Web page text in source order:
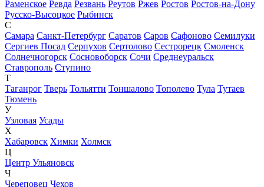
Раменское Ревда Резвань Реутов Ржев Ростов Ростов-на-Дону
Русско-Высоцкое Рыбинск
С
Самара Санкт-Петербург Саратов Саров Сафоново Семилуки
Сергиев Посад Серпухов Сертолово Сестрорецк Смоленск
Солнечногорск Сосновоборск Сочи Среднеуральск
Ставрополь Ступино
Т
Таганрог Тверь Тольятти Тоншалово Тополево Тула Тутаев
Тюмень
У
Узловая Усады
Х
Хабаровск Химки Холмск
Ц
Центр Ульяновск
Ч
Череповец Чехов